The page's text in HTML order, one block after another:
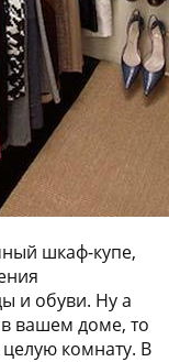
шкаф-купе,
и обуви. Ну а
в вашем доме, то
комнату. В